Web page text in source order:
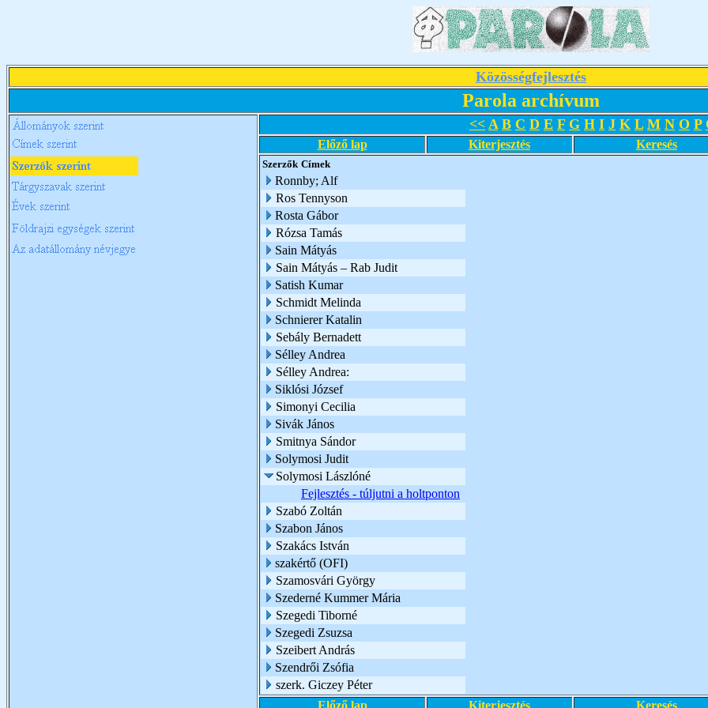
Közösségfejlesztés
Parola archívum
<< A B C D E F G H I J K L M N O P
Előző lap Kiterjesztés Keresés
Szerzők Címek
Ronnby; Alf
Ros Tennyson
Rosta Gábor
Rózsa Tamás
Sain Mátyás
Sain Mátyás – Rab Judit
Satish Kumar
Schmidt Melinda
Schnierer Katalin
Sebály Bernadett
Sélley Andrea
Sélley Andrea:
Siklósi József
Simonyi Cecilia
Sivák János
Smitnya Sándor
Solymosi Judit
Solymosi Lászlóné
Fejlesztés - túljutni a holtponton
Szabó Zoltán
Szabon János
Szakács István
szakértő (OFI)
Szamosvári György
Szederné Kummer Mária
Szegedi Tiborné
Szegedi Zsuzsa
Szeibert András
Szendrői Zsófia
szerk. Giczey Péter
Előző lap
Kiterjesztés Keresés